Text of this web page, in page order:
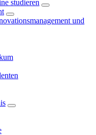
studieren
und